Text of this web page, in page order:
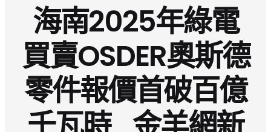
海南2025年綠電
買賣OSDER奧斯德
零件報價首破百億